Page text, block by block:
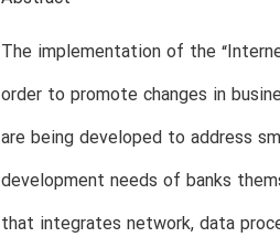
The implementation of the
order to promote changes in
are being developed to address
development needs of banks
that integrates network, data